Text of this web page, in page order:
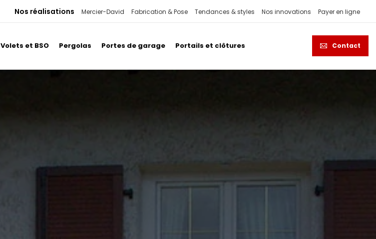
Nos réalisations Mercier-David Fabrication & Pose Tendances & styles Nos innovations Payer en ligne
Volets et BSO Pergolas Portes de garage Portails et clôtures Contact